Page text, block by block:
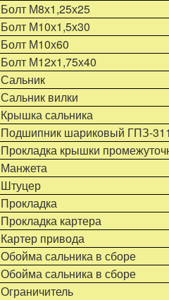
Болт М8х1,25х25
Болт М10х1,5х30
Болт М10х60
Болт М12х1,75х40
Сальник
Сальник вилки
Крышка сальника
Подшипник шариковый ГПЗ-311
Прокладка крышки
Манжета
Штуцер
Прокладка
Прокладка картера
Картер привода
Обойма сальника в сборе
Обойма сальника в сборе
Ограничитель